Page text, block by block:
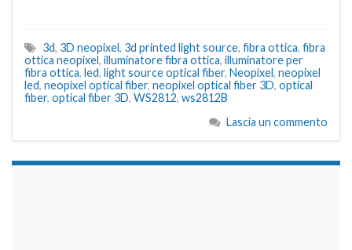
3d, 3D neopixel, 3d printed light source, fibra ottica, fibra
ottica neopixel, illuminatore fibra ottica, illuminatore per
fibra ottica, led, light source optical fiber, Neopixel, neopixel
led, neopixel optical fiber, neopixel optical fiber 3D, optical
fiber, optical fiber 3D, WS2812, ws2812B
Lascia un commento